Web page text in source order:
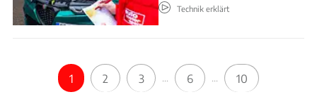
Technik erklärt
1 2 3 ... 6 ... 10